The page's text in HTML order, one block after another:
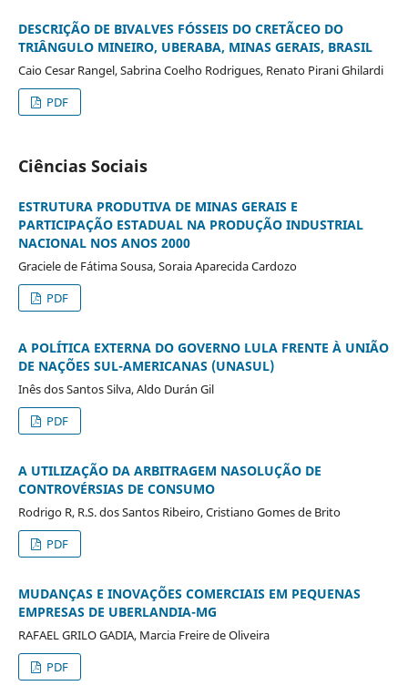
DESCRIÇÃO DE BIVALVES FÓSSEIS DO CRETÃCEO DO
TRIÂNGULO MINEIRO, UBERABA, MINAS GERAIS, BRASIL
Caio Cesar Rangel, Sabrina Coelho Rodrigues, Renato Pirani Ghilardi
PDF
Ciências Sociais
ESTRUTURA PRODUTIVA DE MINAS GERAIS E
PARTICIPAÇÃO ESTADUAL NA PRODUÇÃO INDUSTRIAL
NACIONAL NOS ANOS 2000
Graciele de Fátima Sousa, Soraia Aparecida Cardozo
PDF
A POLÍTICA EXTERNA DO GOVERNO LULA FRENTE À UNIÃO
DE NAÇÕES SUL-AMERICANAS (UNASUL)
Inês dos Santos Silva, Aldo Durán Gil
PDF
A UTILIZAÇÃO DA ARBITRAGEM NASOLUÇÃO DE
CONTROVÉRSIAS DE CONSUMO
Rodrigo R, R.S. dos Santos Ribeiro, Cristiano Gomes de Brito
PDF
MUDANÇAS E INOVAÇÕES COMERCIAIS EM PEQUENAS
EMPRESAS DE UBERLANDIA-MG
RAFAEL GRILO GADIA, Marcia Freire de Oliveira
PDF